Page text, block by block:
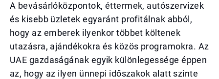
A bevásárlóközpontok, éttermek, autószervizek
és kisebb üzletek egyaránt profitálnak abból,
hogy az emberek ilyenkor többet költenek
utazásra, ajándékokra és közös programokra. Az
UAE gazdaságának egyik különlegessége éppen
az, hogy az ilyen ünnepi időszakok alatt szinte